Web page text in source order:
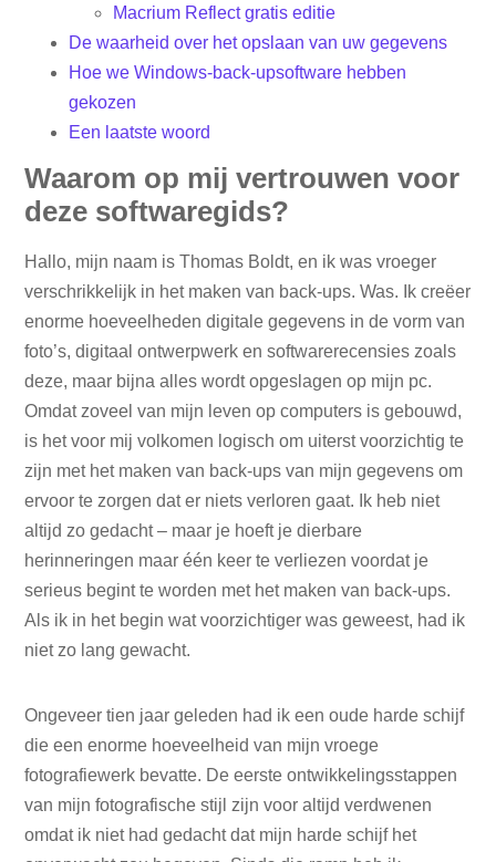
Macrium Reflect gratis editie
De waarheid over het opslaan van uw gegevens
Hoe we Windows-back-upsoftware hebben
gekozen
Een laatste woord
Waarom op mij vertrouwen voor
deze softwaregids?
Hallo, mijn naam is Thomas Boldt, en ik was vroeger
verschrikkelijk in het maken van back-ups. Was. Ik creëer
enorme hoeveelheden digitale gegevens in de vorm van
foto’s, digitaal ontwerpwerk en softwarerecensies zoals
deze, maar bijna alles wordt opgeslagen op mijn pc.
Omdat zoveel van mijn leven op computers is gebouwd,
is het voor mij volkomen logisch om uiterst voorzichtig te
zijn met het maken van back-ups van mijn gegevens om
ervoor te zorgen dat er niets verloren gaat. Ik heb niet
altijd zo gedacht – maar je hoeft je dierbare
herinneringen maar één keer te verliezen voordat je
serieus begint te worden met het maken van back-ups.
Als ik in het begin wat voorzichtiger was geweest, had ik
niet zo lang gewacht.
Ongeveer tien jaar geleden had ik een oude harde schijf
die een enorme hoeveelheid van mijn vroege
fotografiewerk bevatte. De eerste ontwikkelingsstappen
van mijn fotografische stijl zijn voor altijd verdwenen
omdat ik niet had gedacht dat mijn harde schijf het